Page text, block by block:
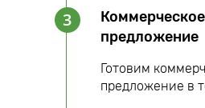
3
Коммерческое
предложение
Готовим
предложение в